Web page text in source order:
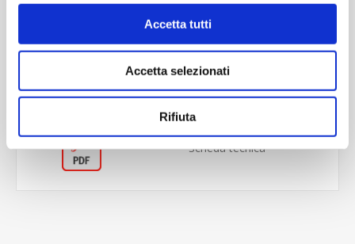
Accetta tutti
Accetta selezionati
Rifiuta
OVERVIEW
REVIEWS
CONTACT US
Scheda tecnica